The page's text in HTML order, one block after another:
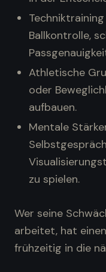
Ballkontrolle,
Athletische
oder
aufbauen.
Mentale
zu spielen.
Wer seine
arbeitet, hat
frühzeitig in die